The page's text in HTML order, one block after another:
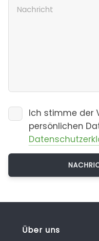
Ich stimme der
persönlichen
Über uns